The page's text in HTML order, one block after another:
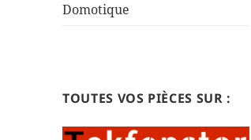
Domotique
TOUTES VOS PIÈCES SUR :